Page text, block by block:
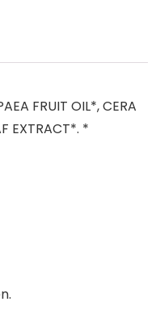
FRUIT OIL*, CERA
EXTRACT*. *